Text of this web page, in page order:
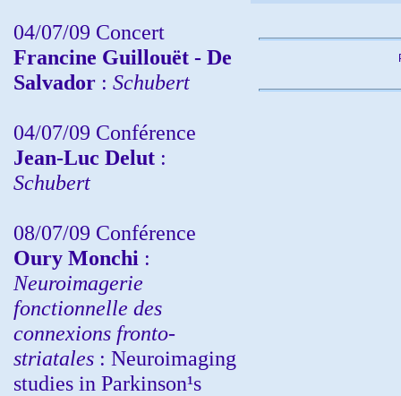
04/07/09 Concert
Francine Guillouët - De
Salvador : Schubert
04/07/09 Conférence
Jean-Luc Delut :
Schubert
08/07/09 Conférence
Oury Monchi :
Neuroimagerie
fonctionnelle des
connexions fronto-
striatales : Neuroimaging
studies in Parkinson¹s